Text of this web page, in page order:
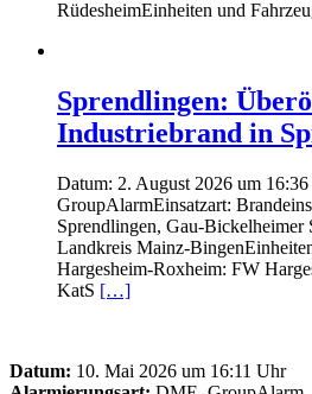
RüdesheimEinheiten und
Sprendlingen:
Industriebrand in
Datum: 2. August 2026 um
GroupAlarmEinsatzart:
Sprendlingen, Gau-Bickelheimer
Landkreis Mainz-
Hargesheim-Roxheim: FW
KatS […]
Datum: 10. Mai 2026 um 16:11 Uhr